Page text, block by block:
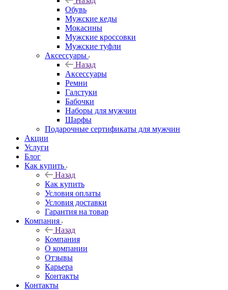
Обувь
Мужские кеды
Мокасины
Мужские кроссовки
Мужские туфли
Аксессуары
Назад
Аксессуары
Ремни
Галстуки
Бабочки
Наборы для мужчин
Шарфы
Подарочные сертификаты для мужчин
Акции
Услуги
Блог
Как купить
Назад
Как купить
Условия оплаты
Условия доставки
Гарантия на товар
Компания
Назад
Компания
О компании
Отзывы
Карьера
Контакты
Контакты